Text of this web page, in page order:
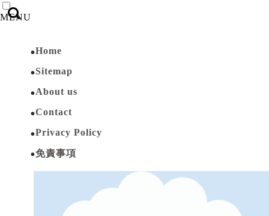
MENU
Home
Sitemap
About us
Contact
Privacy Policy
免責事項